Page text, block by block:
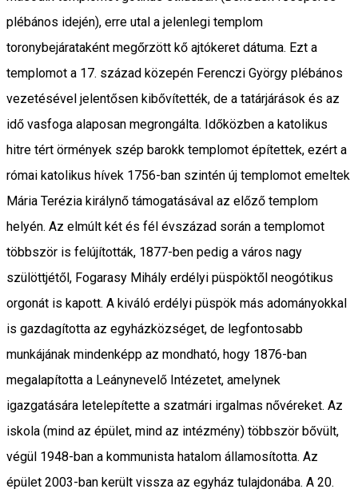
plébános idején), erre utal a jelenlegi templom
toronybejárataként megőrzött kő ajtókeret dátuma. Ezt a
templomot a 17. század közepén Ferenczi György plébános
vezetésével jelentősen kibővítették, de a tatárjárások és az
idő vasfoga alaposan megrongálta. Időközben a katolikus
hitre tért örmények szép barokk templomot építettek, ezért a
római katolikus hívek 1756-ban szintén új templomot emeltek
Mária Terézia királynő támogatásával az előző templom
helyén. Az elmúlt két és fél évszázad során a templomot
többször is felújították, 1877-ben pedig a város nagy
szülöttjétől, Fogarasy Mihály erdélyi püspöktől neogótikus
orgonát is kapott. A kiváló erdélyi püspök más adományokkal
is gazdagította az egyházközséget, de legfontosabb
munkájának mindenképp az mondható, hogy 1876-ban
megalapította a Leánynevelő Intézetet, amelynek
igazgatására letelepítette a szatmári irgalmas nővéreket. Az
iskola (mind az épület, mind az intézmény) többször bővült,
végül 1948-ban a kommunista hatalom államosította. Az
épület 2003-ban került vissza az egyház tulajdonába. A 20.